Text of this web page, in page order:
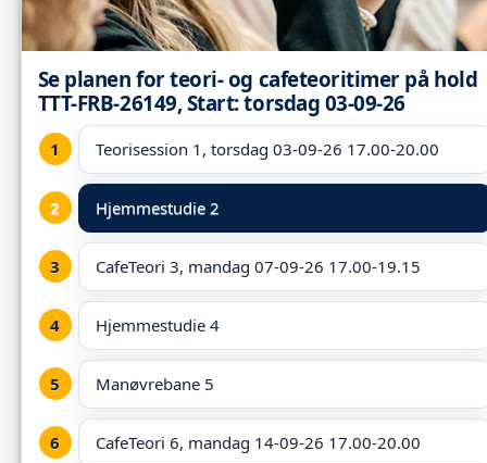
Se planen for teori- og cafeteoritimer på hold
TTT-FRB-26149, Start: torsdag 03-09-26
Teorisession 1, torsdag 03-09-26 17.00-20.00
Hjemmestudie 2
CafeTeori 3, mandag 07-09-26 17.00-19.15
Hjemmestudie 4
Manøvrebane 5
CafeTeori 6, mandag 14-09-26 17.00-20.00